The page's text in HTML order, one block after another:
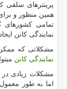
پرینترهای سلفی
همین منظور و
تمامی
نمایندگی کانن
مشکلاتی که
نمایندگی کانن
مشکلات زیادی
اما به طور